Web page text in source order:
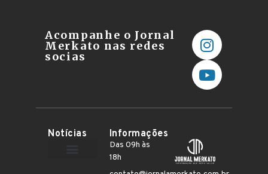
Acompanhe o Jornal
Merkato nas redes
socias
Notícias Informações
Das 09h às
18h